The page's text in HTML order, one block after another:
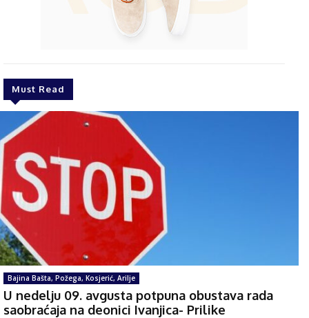
Must Read
Bajina Bašta, Požega, Kosjerić, Arilje
U nedelju 09. avgusta potpuna obustava rada
saobraćaja na deonici Ivanjica- Prilike